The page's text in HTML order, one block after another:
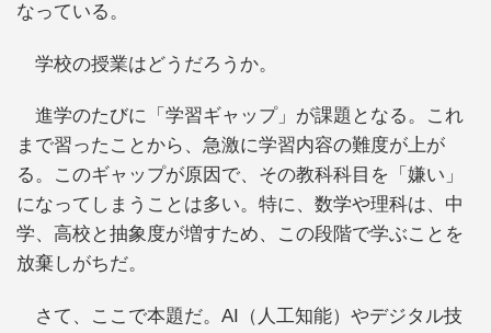
なっている。
学校の授業はどうだろうか。
進学のたびに「学習ギャップ」が課題となる。これ
まで習ったことから、急激に学習内容の難度が上が
る。このギャップが原因で、その教科科目を「嫌い」
になってしまうことは多い。特に、数学や理科は、中
学、高校と抽象度が増すため、この段階で学ぶことを
放棄しがちだ。
さて、ここで本題だ。AI（人工知能）やデジタル技